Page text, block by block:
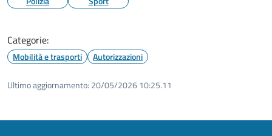
Categorie:
Mobilità e trasporti Autorizzazioni
Ultimo aggiornamento: 20/05/2026 10:25.11